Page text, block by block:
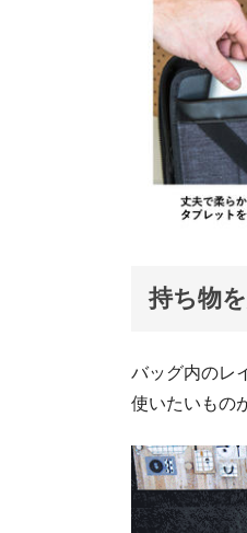
持ち物
バッグ内のレ
使いたいもの